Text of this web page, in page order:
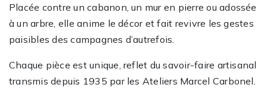
Placée contre un cabanon, un mur en pierre ou adossée
à un arbre, elle anime le décor et fait revivre les gestes
paisibles des campagnes d’autrefois.
Chaque pièce est unique, reflet du savoir-faire artisanal
transmis depuis 1935 par les Ateliers Marcel Carbonel.